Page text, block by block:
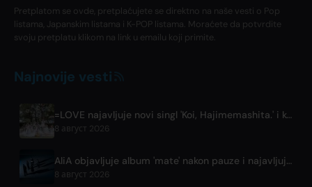
Pretplatom se ovde, pretplaćujete se direktno na naše vesti o Pop
listama, Japanskim listama i K-POP listama. Moraćete da potvrdite
svoju pretplatu klikom na link u emailu koji primite.
Najnovije vesti
=LOVE najavljuje novi singl 'Koi, Hajimemashita.' i koncerte u Tokio Domu
8 август 2026
AliA objavljuje album 'mate' nakon pauze i najavljuje live nastup u Tokiju
8 август 2026